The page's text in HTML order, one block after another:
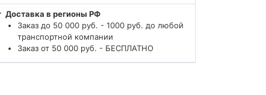
Доставка в регионы РФ
Заказ до 50 000 руб. - 1000 руб. до любой
транспортной компании
Заказ от 50 000 руб. - БЕСПЛАТНО